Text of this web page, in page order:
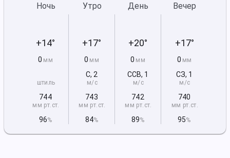
Ночь
+14°
0 мм
штиль
744
мм рт.ст.
96%
Утро
+17°
0 мм
С, 2
м/с
743
мм рт.ст.
84%
День
+20°
0 мм
ССВ, 1
м/с
742
мм рт.ст.
89%
Вечер
+17°
0 мм
СЗ, 1
м/с
740
мм рт.ст.
95%